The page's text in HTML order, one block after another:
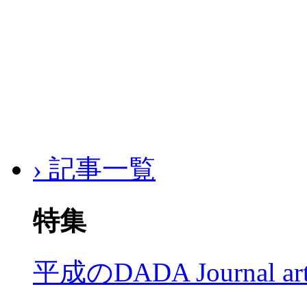
› 記事一覧
特集
平成のDADA Journal